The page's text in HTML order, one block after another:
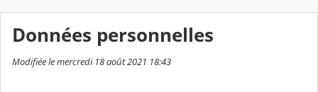
Données personnelles
Modifiée le mercredi 18 août 2021 18:43